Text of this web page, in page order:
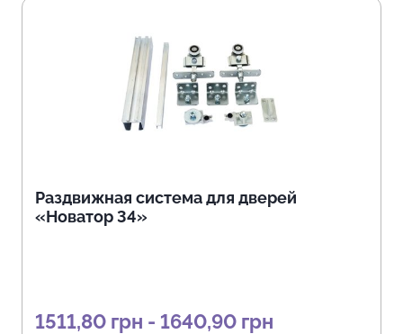
Раздвижная система для дверей
«Новатор 34»
1511,80 грн - 1640,90 грн